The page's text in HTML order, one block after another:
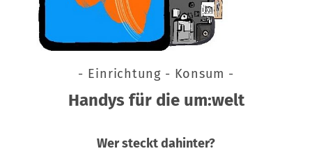
- Einrichtung - Konsum -
Handys für die um:welt
Wer steckt dahinter?